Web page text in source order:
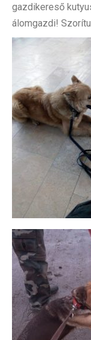
gazdikereső
álomgazdi!